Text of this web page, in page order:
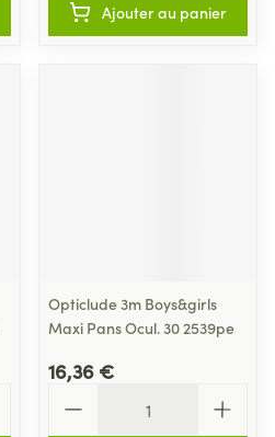
Ajouter au panier
Opticlude 3m Boys&girls
Maxi Pans Ocul. 30 2539pe
16,36 €